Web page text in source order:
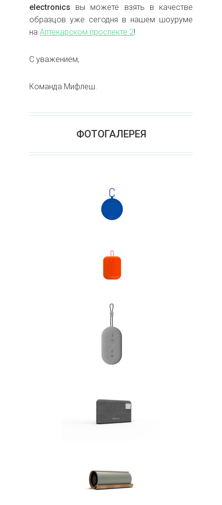
electronics вы можете взять в качестве
образцов уже сегодня в нашем шоуруме
на Аптекарском проспекте 2!
С уважением,
Команда Мифлеш.
ФОТОГАЛЕРЕЯ